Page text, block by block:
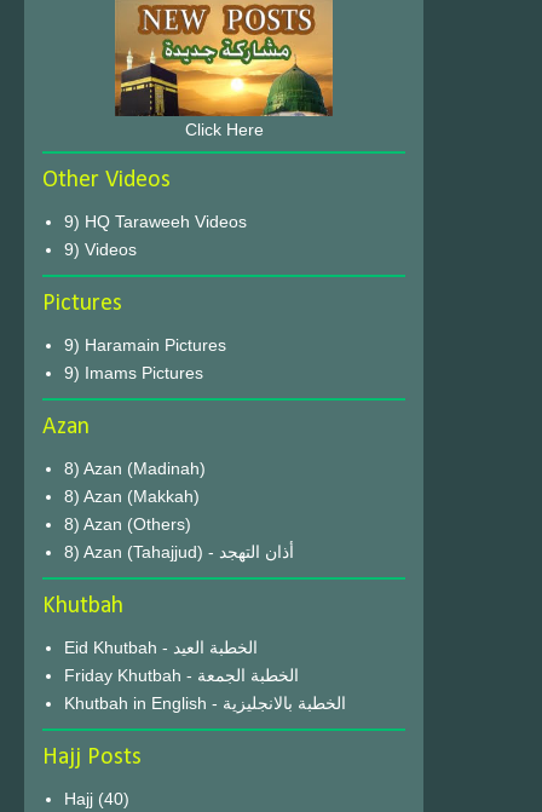
Click Here
Other Videos
9) HQ Taraweeh Videos
9) Videos
Pictures
9) Haramain Pictures
9) Imams Pictures
Azan
8) Azan (Madinah)
8) Azan (Makkah)
8) Azan (Others)
8) Azan (Tahajjud) - أذان التهجد
Khutbah
Eid Khutbah - الخطبة العيد
Friday Khutbah - الخطبة الجمعة
Khutbah in English - الخطبة بالانجليزية
Hajj Posts
Hajj (40)